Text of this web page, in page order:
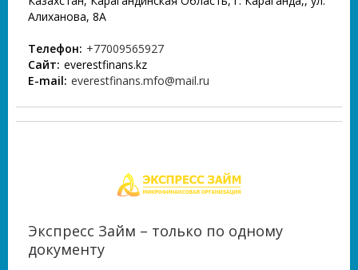
Алиханова, 8А
Телефон: +77009565927
Сайт: everestfinans.kz
E-mail: everestfinans.mfo@mail.ru
Экспресс Займ – только по одному
документу